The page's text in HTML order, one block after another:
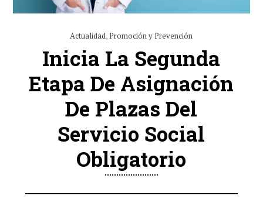
Actualidad,Promoción y Prevención
Inicia La Segunda
Etapa De Asignación
De Plazas Del
Servicio Social
Obligatorio